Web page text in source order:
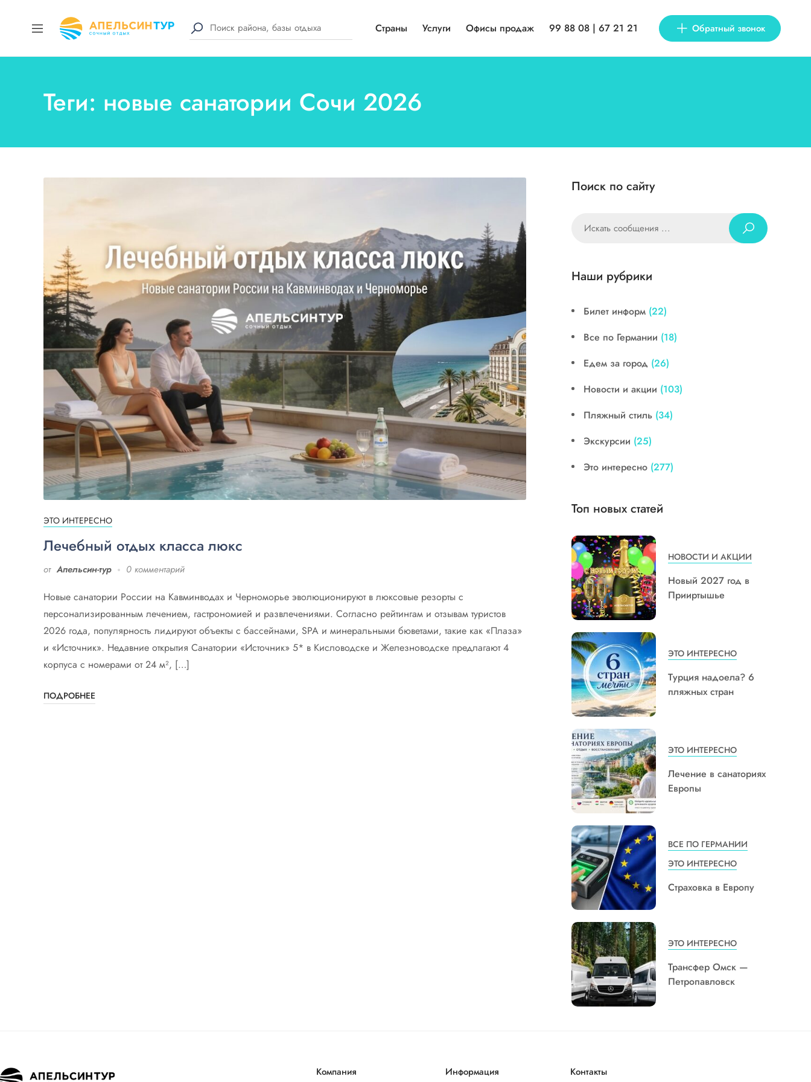
Страны Услуги Офисы продаж 99 88 08 | 67 21 21 Обратный звонок
Теги: новые санатории Сочи 2026
ЭТО ИНТЕРЕСНО
Лечебный отдых класса люкс
от Апельсин-тур 0 комментарий
Новые санатории России на Кавминводах и Черноморье эволюционируют в люксовые резорты с
персонализированным лечением, гастрономией и развлечениями. Согласно рейтингам и отзывам туристов
2026 года, популярность лидируют объекты с бассейнами, SPA и минеральными бюветами, такие как «Плаза»
и «Источник». Недавние открытия Санатории «Источник» 5* в Кисловодске и Железноводске предлагают 4
корпуса с номерами от 24 м², […]
ПОДРОБНЕЕ
Поиск по сайту
Наши рубрики
Билет информ (22)
Все по Германии (18)
Едем за город (26)
Новости и акции (103)
Пляжный стиль (34)
Экскурсии (25)
Это интересно (277)
Топ новых статей
НОВОСТИ И АКЦИИ
Новый 2027 год в
Прииртышье
ЭТО ИНТЕРЕСНО
Турция надоела? 6
пляжных стран
ЭТО ИНТЕРЕСНО
Лечение в санаториях
Европы
ВСЕ ПО ГЕРМАНИИ
ЭТО ИНТЕРЕСНО
Страховка в Европу
ЭТО ИНТЕРЕСНО
Трансфер Омск —
Петропавловск
Компания Информация Контакты